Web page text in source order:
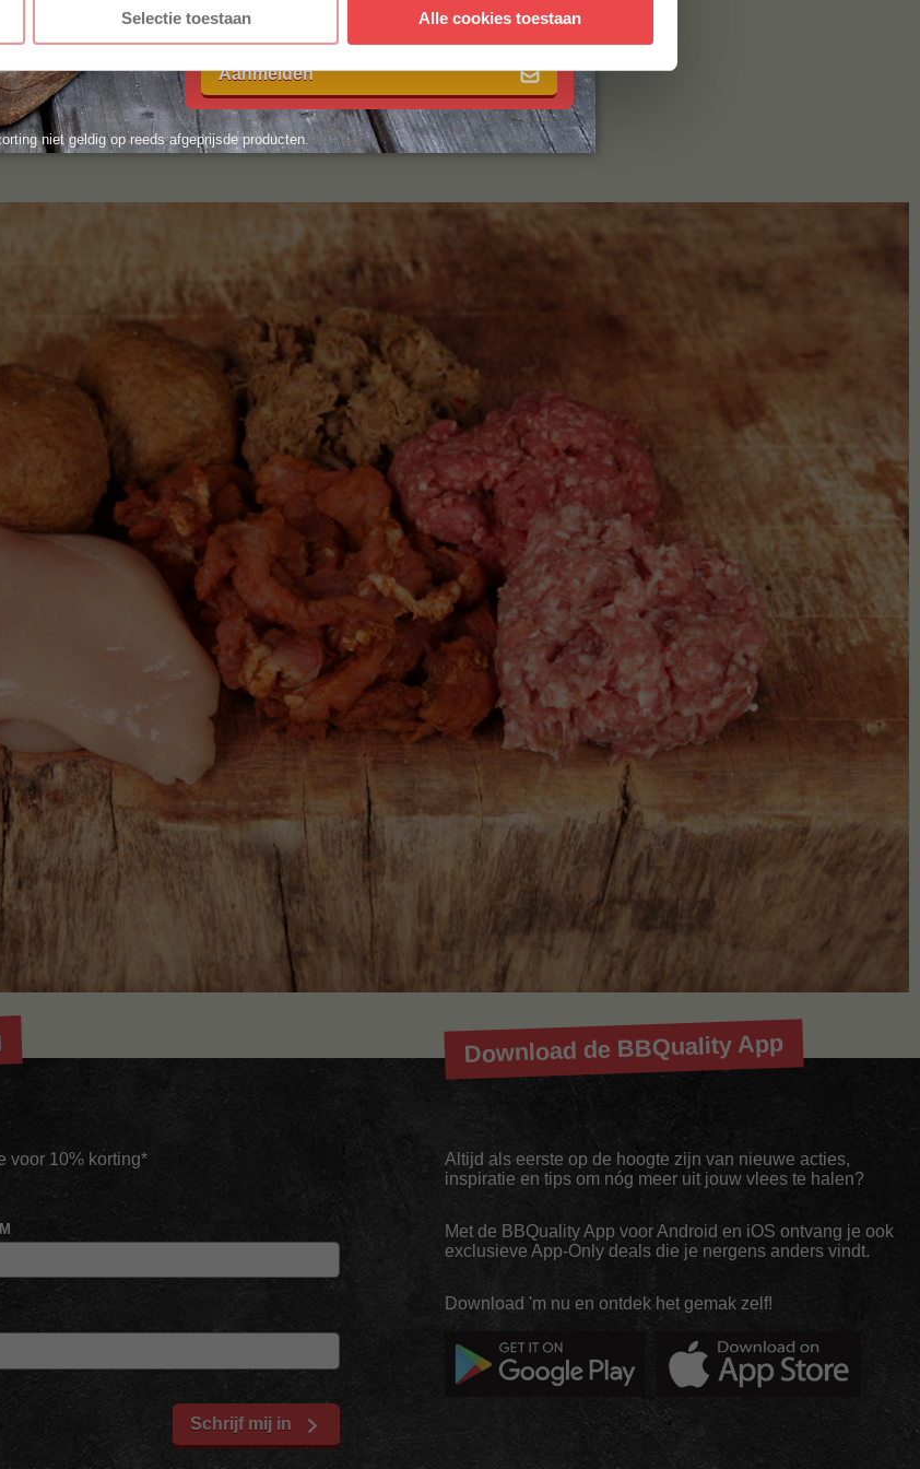
Selectie toestaan Alle cookies toestaan
het bereiden jouw maaltijden
lekkerder dan een heerlijk,
dag? Even lekker bijkomen aan
voorwaarden.
Aanmelden
niet geldig op reeds afgeprijsde producten.
voor 10% korting*
Schrijf mij in
Download de BBQuality App
Altijd als eerste op de hoogte zijn van nieuwe acties,
inspiratie en tips om nóg meer uit jouw vlees te halen?
Met de BBQuality App voor Android en iOS ontvang je ook
exclusieve App-Only deals die je nergens anders vindt.
Download 'm nu en ontdek het gemak zelf!